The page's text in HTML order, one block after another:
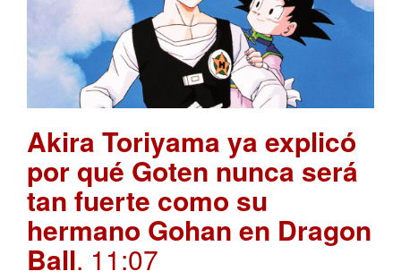
Akira Toriyama ya explicó
por qué Goten nunca será
tan fuerte como su
hermano Gohan en Dragon
Ball. 11:07